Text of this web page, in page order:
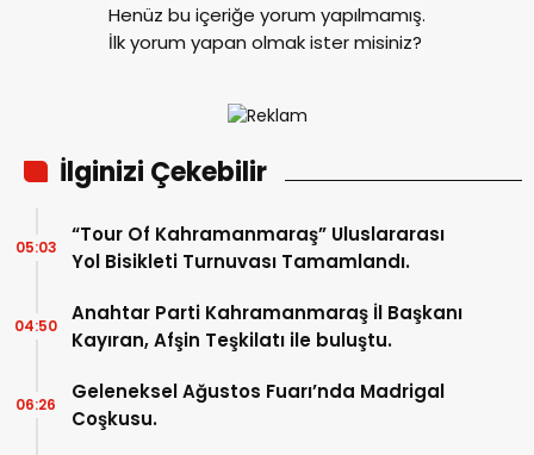
Henüz bu içeriğe yorum yapılmamış.
İlk yorum yapan olmak ister misiniz?
İlginizi Çekebilir
“Tour Of Kahramanmaraş” Uluslararası
Yol Bisikleti Turnuvası Tamamlandı.
05:03
Anahtar Parti Kahramanmaraş İl Başkanı
Kayıran, Afşin Teşkilatı ile buluştu.
04:50
Geleneksel Ağustos Fuarı’nda Madrigal
Coşkusu.
06:26